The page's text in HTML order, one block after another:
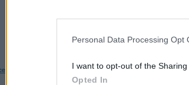
Personal Data Processing Opt
I want to opt-out of the
Opted In
pro uživatele